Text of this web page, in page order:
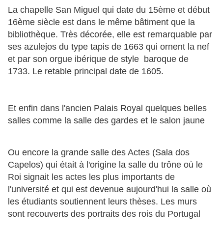
La chapelle San Miguel qui date du 15ème et début
16ème siècle est dans le même bâtiment que la
bibliothèque. Très décorée, elle est remarquable par
ses azulejos du type tapis de 1663 qui ornent la nef
et par son orgue ibérique de style baroque de
1733. Le retable principal date de 1605.
Et enfin dans l'ancien Palais Royal quelques belles
salles comme la salle des gardes et le salon jaune
Ou encore la grande salle des Actes (Sala dos
Capelos) qui était à l'origine la salle du trône où le
Roi signait les actes les plus importants de
l'université et qui est devenue aujourd'hui la salle où
les étudiants soutiennent leurs thèses. Les murs
sont recouverts des portraits des rois du Portugal